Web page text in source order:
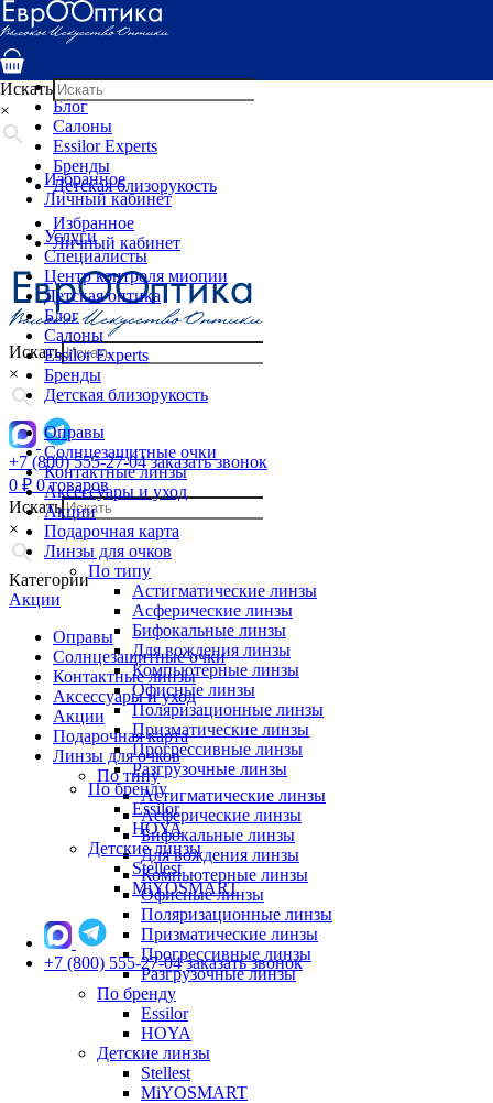
Услуги
Специалисты
Детская оптика
Блог
Салоны
Essilor Experts
Бренды
Детская близорукость
Избранное
Личный кабинет
Искать
×
+7 (800) 555-27-04 заказать звонок
0 ₽ 0 товаров
Искать
×
Категории
Акции
Оправы
Солнцезащитные очки
Контактные линзы
Аксессуары и уход
Акции
Подарочная карта
Линзы для очков
По типу
Астигматические линзы
Асферические линзы
Бифокальные линзы
Для вождения линзы
Компьютерные линзы
Офисные линзы
Поляризационные линзы
Призматические линзы
Прогрессивные линзы
Разгрузочные линзы
По бренду
Essilor
HOYA
Детские линзы
Stellest
MiYOSMART
Искать
×
Избранное
Личный кабинет
Услуги
Специалисты
Центр контроля миопии
Детская оптика
Блог
Салоны
Essilor Experts
Бренды
Детская близорукость
Оправы
Солнцезащитные очки
Контактные линзы
Аксессуары и уход
Акции
Подарочная карта
Линзы для очков
По типу
Астигматические линзы
Асферические линзы
Бифокальные линзы
Для вождения линзы
Компьютерные линзы
Офисные линзы
Поляризационные линзы
Призматические линзы
Прогрессивные линзы
Разгрузочные линзы
По бренду
Essilor
HOYA
Детские линзы
Stellest
MiYOSMART
+7 (800) 555-27-04 заказать звонок